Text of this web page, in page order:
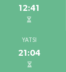
12:41
YATSI
21:04